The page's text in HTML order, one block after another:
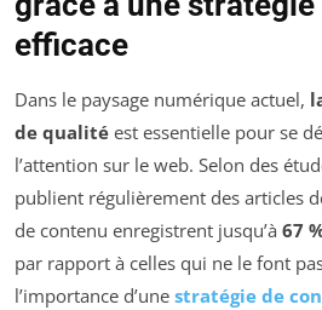
efficace
Dans le paysage numérique actuel,
de qualité est essentielle pour se
l’attention sur le web. Selon des
publient régulièrement des articles
de contenu enregistrent jusqu’à 67
par rapport à celles qui ne le font
l’importance d’une stratégie de